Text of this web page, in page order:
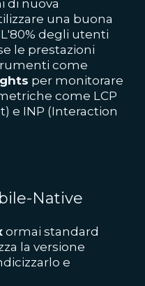
di nuova
una buona
degli utenti
le prestazioni
come
per monitorare
come LCP
e INP (Interaction
Native
ormai standard
la versione
e